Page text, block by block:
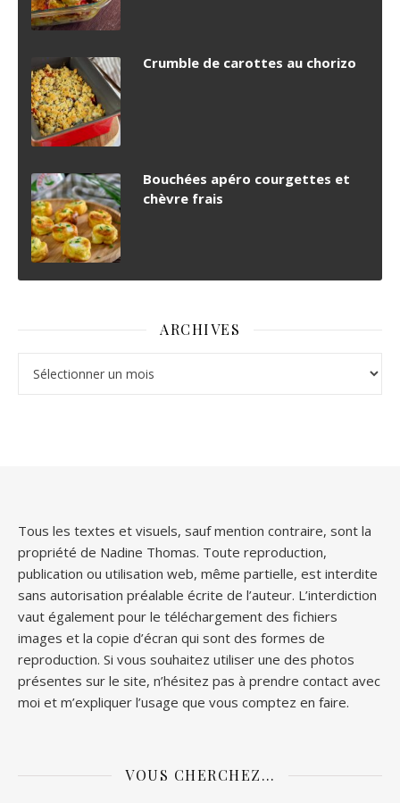
Crumble de carottes au chorizo
Bouchées apéro courgettes et
chèvre frais
ARCHIVES
Tous les textes et visuels, sauf mention contraire, sont la
propriété de Nadine Thomas. Toute reproduction,
publication ou utilisation web, même partielle, est interdite
sans autorisation préalable écrite de l’auteur. L’interdiction
vaut également pour le téléchargement des fichiers
images et la copie d’écran qui sont des formes de
reproduction. Si vous souhaitez utiliser une des photos
présentes sur le site, n’hésitez pas à prendre contact avec
moi et m’expliquer l’usage que vous comptez en faire.
VOUS CHERCHEZ…